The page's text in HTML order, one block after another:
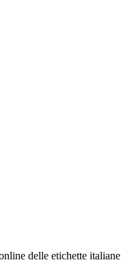
delle etichette italiane